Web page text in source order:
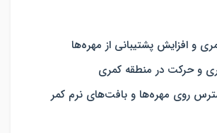
و افزایش پشتیبانی از مهره‌ها
و حرکت در منطقه کمری
روی مهره‌ها و بافت‌های نرم کمر